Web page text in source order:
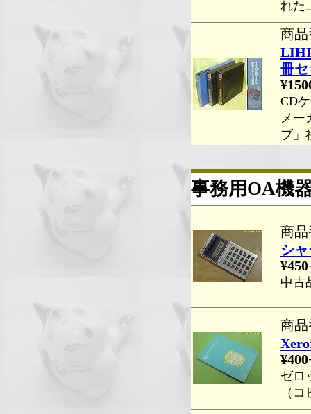
れた
商品
冊
CD
メー
ブ」
事務用OA機
商品
シ
中古
商品
ゼロ
（